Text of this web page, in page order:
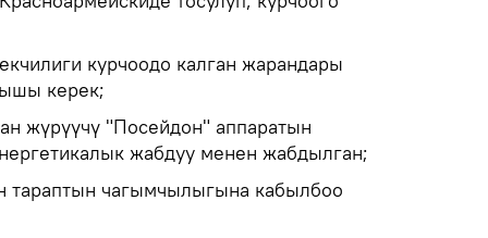
курчоодо калган жарандары
керек;
жүрүүчү "Посейдон" аппаратын
жабдуу менен жабдылган;
тараптын чагымчылыгына кабылбоо